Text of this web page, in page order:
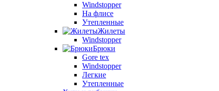
Windstopper
На флисе
Утепленные
Жилеты
Windstopper
Брюки
Gore tex
Windstopper
Легкие
Утепленные